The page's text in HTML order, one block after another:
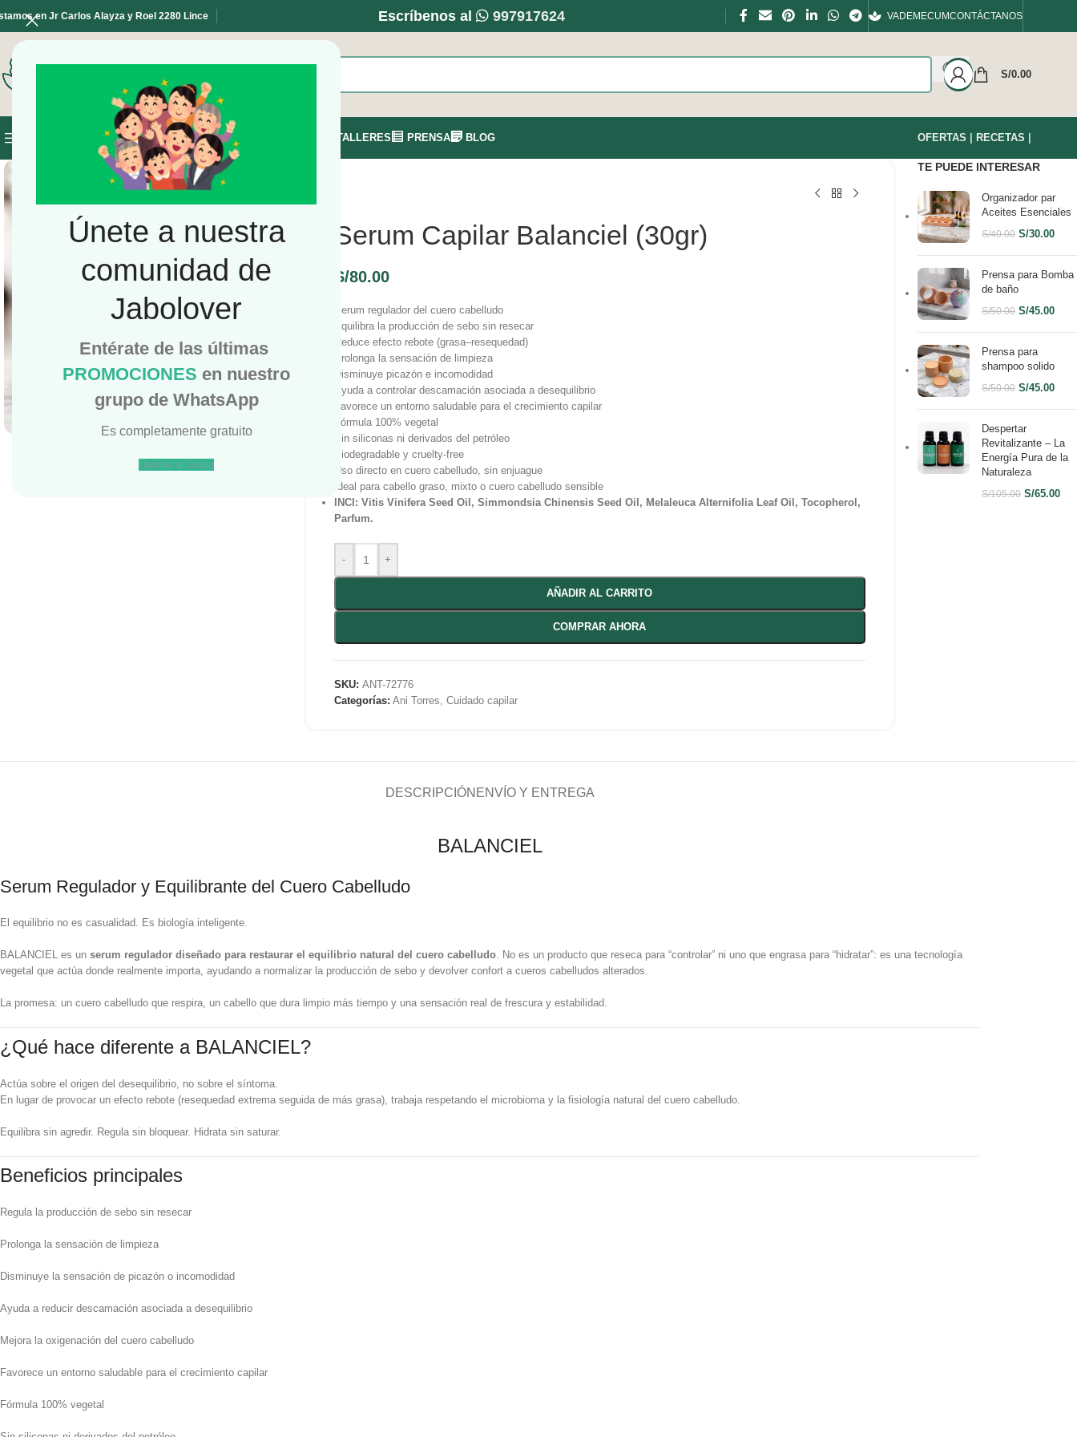
Únete a nuestra
comunidad de
Jabolover
Entérate de las últimas
PROMOCIONES en nuestro
grupo de WhatsApp
Es completamente gratuito
Unirme al Grupo
en Jr Carlos Alayza y Roel 2280 Lince Escríbenos al 997917624 VADEMECUMCONTÁCTANOS
S/0.00
NAVEGAR POR LAS CATEGORÍAS INICIO TALLERES PRENSA BLOG OFERTAS RECETAS
Haga Click para agrandar
Serum Capilar Balanciel (30gr)
S/80.00
Serum regulador del cuero cabelludo
Equilibra la producción de sebo sin resecar
Reduce efecto rebote (grasa–resequedad)
Prolonga la sensación de limpieza
Disminuye picazón e incomodidad
Ayuda a controlar descamación asociada a desequilibrio
Favorece un entorno saludable para el crecimiento capilar
Fórmula 100% vegetal
Sin siliconas ni derivados del petróleo
Biodegradable y cruelty-free
Uso directo en cuero cabelludo, sin enjuague
Ideal para cabello graso, mixto o cuero cabelludo sensible
INCI: Vitis Vinifera Seed Oil, Simmondsia Chinensis Seed Oil, Melaleuca Alternifolia Leaf Oil, Tocopherol,
Parfum.
- +
AÑADIR AL CARRITO
COMPRAR AHORA
SKU: ANT-72776
Categorías: Ani Torres, Cuidado capilar
TE PUEDE INTERESAR
Organizador par
Aceites Esenciales
S/40.00 S/30.00
Prensa para Bomba
de baño
S/50.00 S/45.00
Prensa para
shampoo solido
S/50.00 S/45.00
Despertar
Revitalizante – La
Energía Pura de la
Naturaleza
S/105.00 S/65.00
DESCRIPCIÓN ENVÍO Y ENTREGA
BALANCIEL
Serum Regulador y Equilibrante del Cuero Cabelludo
El equilibrio no es casualidad. Es biología inteligente.
BALANCIEL es un serum regulador diseñado para restaurar el equilibrio natural del cuero cabelludo. No es un producto que reseca para “controlar” ni uno que engrasa para “hidratar”: es una tecnología
vegetal que actúa donde realmente importa, ayudando a normalizar la producción de sebo y devolver confort a cueros cabelludos alterados.
La promesa: un cuero cabelludo que respira, un cabello que dura limpio más tiempo y una sensación real de frescura y estabilidad.
¿Qué hace diferente a BALANCIEL?
Actúa sobre el origen del desequilibrio, no sobre el síntoma.
En lugar de provocar un efecto rebote (resequedad extrema seguida de más grasa), trabaja respetando el microbioma y la fisiología natural del cuero cabelludo.
Equilibra sin agredir. Regula sin bloquear. Hidrata sin saturar.
Beneficios principales
Regula la producción de sebo sin resecar
Prolonga la sensación de limpieza
Disminuye la sensación de picazón o incomodidad
Ayuda a reducir descamación asociada a desequilibrio
Mejora la oxigenación del cuero cabelludo
Favorece un entorno saludable para el crecimiento capilar
Fórmula 100% vegetal